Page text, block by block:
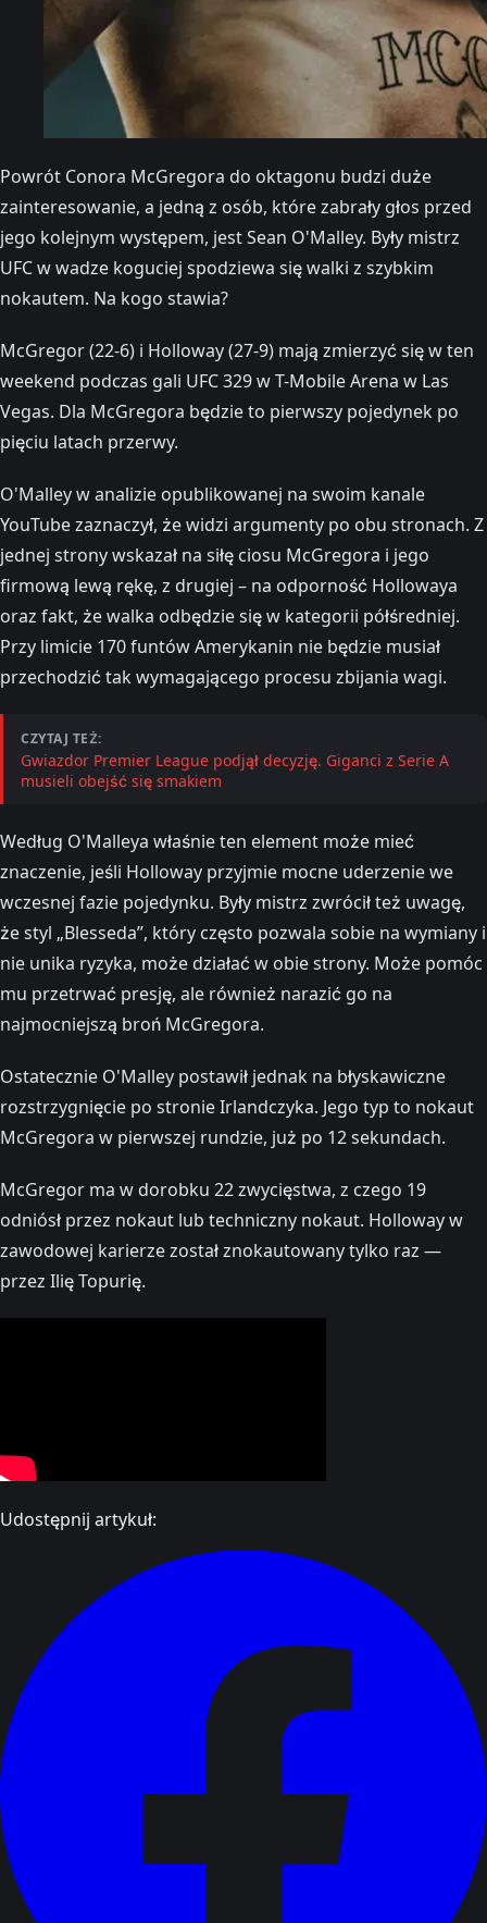
Powrót Conora McGregora do oktagonu budzi duże
zainteresowanie, a jedną z osób, które zabrały głos przed
jego kolejnym występem, jest Sean O'Malley. Były mistrz
UFC w wadze koguciej spodziewa się walki z szybkim
nokautem. Na kogo stawia?
McGregor (22-6) i Holloway (27-9) mają zmierzyć się w ten
weekend podczas gali UFC 329 w T-Mobile Arena w Las
Vegas. Dla McGregora będzie to pierwszy pojedynek po
pięciu latach przerwy.
O'Malley w analizie opublikowanej na swoim kanale
YouTube zaznaczył, że widzi argumenty po obu stronach. Z
jednej strony wskazał na siłę ciosu McGregora i jego
firmową lewą rękę, z drugiej – na odporność Hollowaya
oraz fakt, że walka odbędzie się w kategorii półśredniej.
Przy limicie 170 funtów Amerykanin nie będzie musiał
przechodzić tak wymagającego procesu zbijania wagi.
CZYTAJ TEŻ:
Gwiazdor Premier League podjął decyzję. Giganci z Serie A
musieli obejść się smakiem
Według O'Malleya właśnie ten element może mieć
znaczenie, jeśli Holloway przyjmie mocne uderzenie we
wczesnej fazie pojedynku. Były mistrz zwrócił też uwagę,
że styl „Blesseda”, który często pozwala sobie na wymiany i
nie unika ryzyka, może działać w obie strony. Może pomóc
mu przetrwać presję, ale również narazić go na
najmocniejszą broń McGregora.
Ostatecznie O'Malley postawił jednak na błyskawiczne
rozstrzygnięcie po stronie Irlandczyka. Jego typ to nokaut
McGregora w pierwszej rundzie, już po 12 sekundach.
McGregor ma w dorobku 22 zwycięstwa, z czego 19
odniósł przez nokaut lub techniczny nokaut. Holloway w
zawodowej karierze został znokautowany tylko raz —
przez Ilię Topurię.
Udostępnij artykuł: